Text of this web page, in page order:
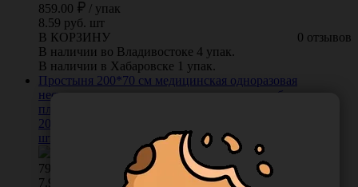
859.00 / упак
8.59 руб. шт
0 отзывов
В КОРЗИНУ
В наличии во Владивостоке 4 упак.
В наличии в Хабаровске 1 упак.
Простыня 200*70 см медицинская одноразовая
нестерильная, из нетканого материала спанбонд
плотностью 15 г/м2, вариант исполнения:
2000.700.A1.15.C1.D2-100, цвет белый, в рулоне, 100
штук/упаковка, Россия (ООО "Белая Линия") 12377
791.00
7.91 руб. шт